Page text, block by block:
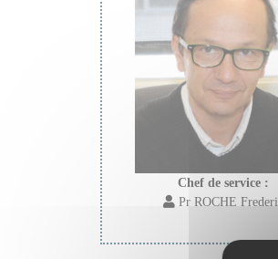
Chef de service :
Pr ROCHE